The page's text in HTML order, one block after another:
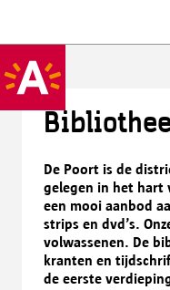
De Poort is de
gelegen in het hart
een mooi aanbod
strips en dvd’s.
volwassenen. De
kranten en
de eerste